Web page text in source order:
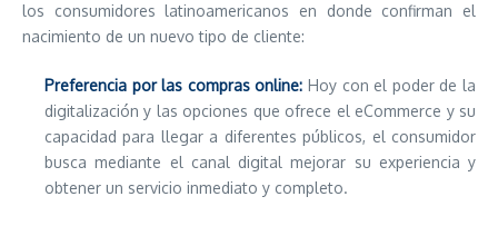
los consumidores latinoamericanos en donde confirman el
nacimiento de un nuevo tipo de cliente:
Preferencia por las compras online: Hoy con el poder de la
digitalización y las opciones que ofrece el eCommerce y su
capacidad para llegar a diferentes públicos, el consumidor
busca mediante el canal digital mejorar su experiencia y
obtener un servicio inmediato y completo.